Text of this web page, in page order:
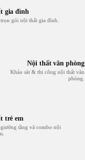
gia đình
gói nội thất gia đình.
Nội thất văn phòng
Khảo sát & thi công nội thất văn
phòng.
trẻ em
tầng và combo nội